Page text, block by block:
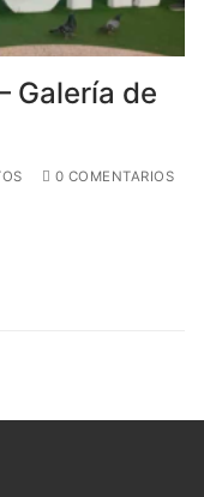
Galería de
0 COMENTARIOS